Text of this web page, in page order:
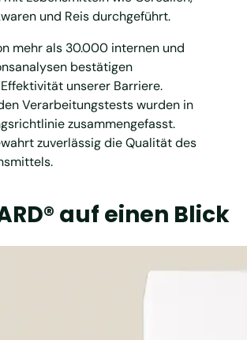
und Reis durchgeführt.
mehr als 30.000 internen und
bestätigen
unserer Barriere.
Verarbeitungstests wurden in
zusammengefasst.
zuverlässig die Qualität des
auf einen Blick